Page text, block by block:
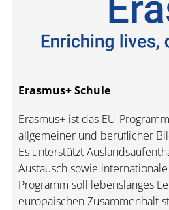
Erasmus+ Schule
Erasmus+ ist das EU-
allgemeiner und beruflicher
Es unterstützt
Austausch sowie
Programm soll lebenslanges
europäischen Zusammenhalt